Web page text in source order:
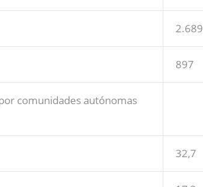
2.689
897
comunidades autónomas
32,7